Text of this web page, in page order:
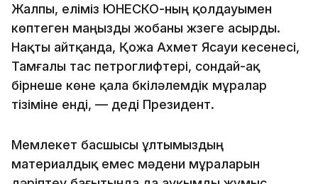
Жалпы, еліміз ЮНЕСКО-ның қолдауымен
көптеген маңызды жобаны жүзеге асырды.
Нақты айтқанда, Қожа Ахмет Ясауи кесенесі,
Тамғалы тас петроглифтері, сондай-ақ
бірнеше көне қала бүкіләлемдік мұралар
тізіміне енді, — деді Президент.
Мемлекет басшысы ұлтымыздың
материалдық емес мәдени мұраларын